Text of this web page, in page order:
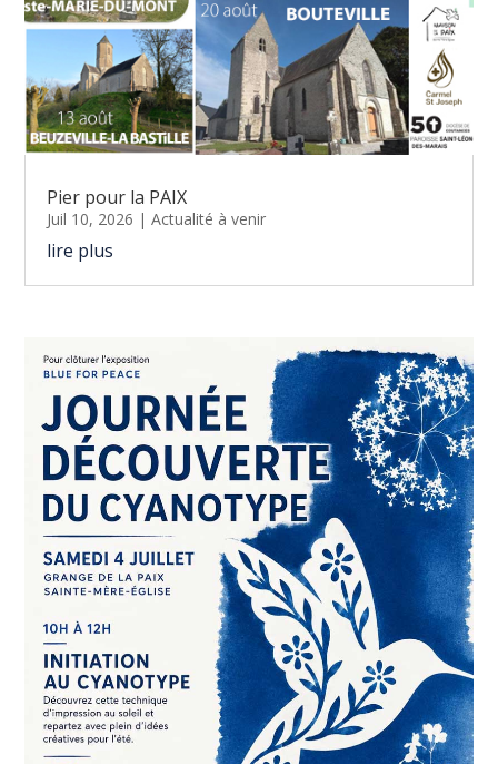
Pier pour la PAIX
Juil 10, 2026 |Actualité à venir
lire plus